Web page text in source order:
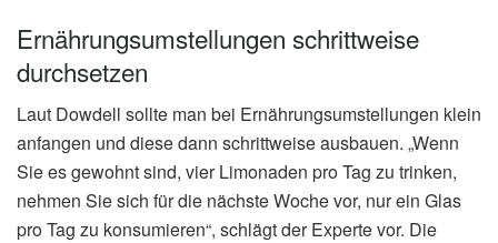
Ernährungsumstellungen schrittweise
durchsetzen
Laut Dowdell sollte man bei Ernährungsumstellungen klein
anfangen und diese dann schrittweise ausbauen. „Wenn
Sie es gewohnt sind, vier Limonaden pro Tag zu trinken,
nehmen Sie sich für die nächste Woche vor, nur ein Glas
pro Tag zu konsumieren“, schlägt der Experte vor. Die